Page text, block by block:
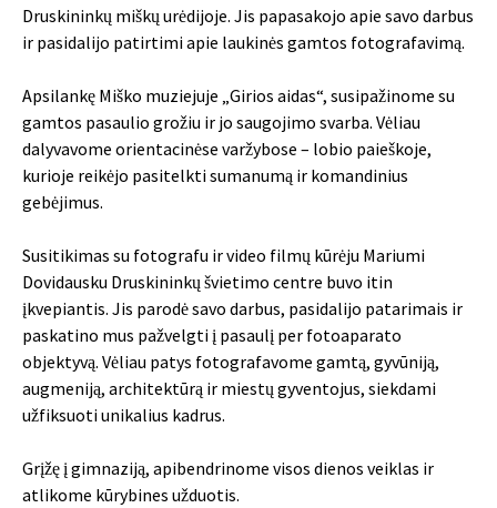
Druskininkų miškų urėdijoje. Jis papasakojo apie savo darbus
ir pasidalijo patirtimi apie laukinės gamtos fotografavimą.
Apsilankę Miško muziejuje „Girios aidas“, susipažinome su
gamtos pasaulio grožiu ir jo saugojimo svarba. Vėliau
dalyvavome orientacinėse varžybose – lobio paieškoje,
kurioje reikėjo pasitelkti sumanumą ir komandinius
gebėjimus.
Susitikimas su fotografu ir video filmų kūrėju Mariumi
Dovidausku Druskininkų švietimo centre buvo itin
įkvepiantis. Jis parodė savo darbus, pasidalijo patarimais ir
paskatino mus pažvelgti į pasaulį per fotoaparato
objektyvą. Vėliau patys fotografavome gamtą, gyvūniją,
augmeniją, architektūrą ir miestų gyventojus, siekdami
užfiksuoti unikalius kadrus.
Grįžę į gimnaziją, apibendrinome visos dienos veiklas ir
atlikome kūrybines užduotis.